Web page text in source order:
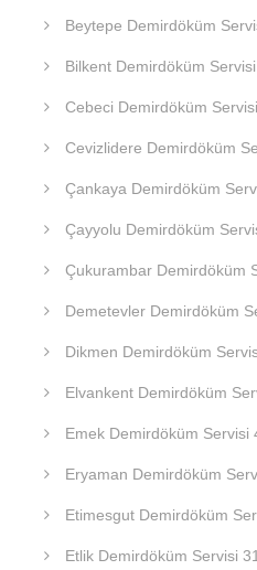
Beytepe Demirdöküm
Bilkent Demirdöküm
Cebeci Demirdöküm
Cevizlidere Demirdöküm
Çankaya Demirdöküm
Çayyolu Demirdöküm
Çukurambar Demirdöküm
Demetevler Demirdöküm
Dikmen Demirdöküm
Elvankent Demirdöküm
Emek Demirdöküm Servisi
Eryaman Demirdöküm
Etimesgut Demirdöküm
Etlik Demirdöküm Servisi